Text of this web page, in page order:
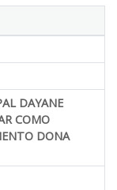
DAYANE
COMO
DONA